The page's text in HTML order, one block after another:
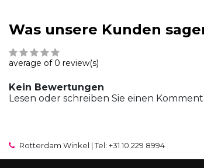
Was unsere Kunden
average of 0 review(s)
Kein Bewertungen
Lesen oder schreiben Sie einen
Rotterdam Winkel | Tel: +31 10 229 8994